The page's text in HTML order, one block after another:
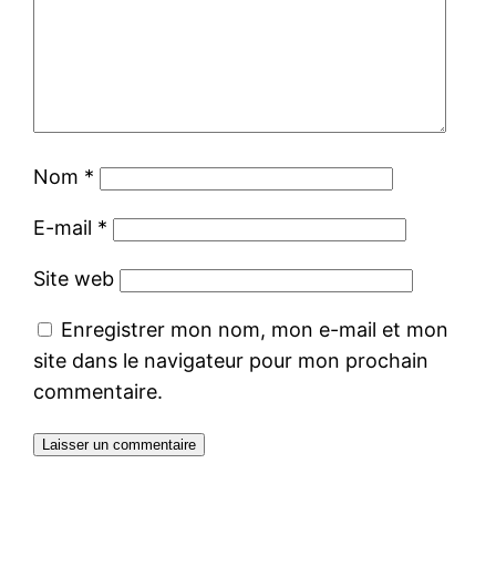
Nom *
E-mail *
Site web
Enregistrer mon nom, mon e-mail et mon
site dans le navigateur pour mon prochain
commentaire.